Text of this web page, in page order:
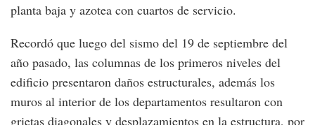
planta baja y azotea con cuartos de servicio.
Recordó que luego del sismo del 19 de septiembre del
año pasado, las columnas de los primeros niveles del
edificio presentaron daños estructurales, además los
muros al interior de los departamentos resultaron con
grietas diagonales y desplazamientos en la estructura, por